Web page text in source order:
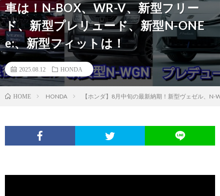
車は！N-BOX、WR-V、新型フリー
ド、新型プレリュード、新型N-ONE
e:、新型フィットは！
2025.08.12 HONDA
HOME HONDA 【ホンダ】8月中旬の最新納期！新型ヴェゼル、